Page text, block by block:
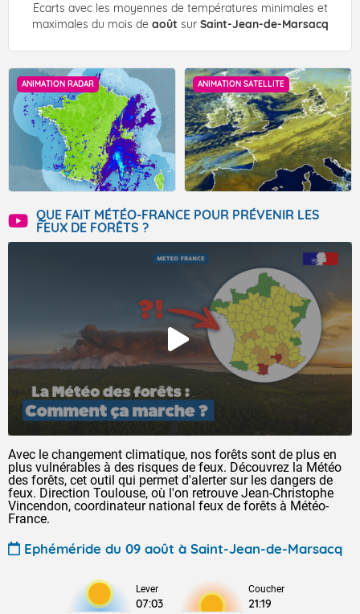
Écarts avec les moyennes de températures minimales et
maximales du mois de août sur Saint-Jean-de-Marsacq
ANIMATION RADAR ANIMATION SATELLITE
QUE FAIT MÉTÉO-FRANCE POUR PRÉVENIR LES
FEUX DE FORÊTS ?
Avec le changement climatique, nos forêts sont de plus en
plus vulnérables à des risques de feux. Découvrez la Météo
des forêts, cet outil qui permet d'alerter sur les dangers de
feux. Direction Toulouse, où l'on retrouve Jean-Christophe
Vincendon, coordinateur national feux de forêts à Météo-
France.
Ephéméride du 09 août à Saint-Jean-de-Marsacq
Lever
07:03
Coucher
21:19